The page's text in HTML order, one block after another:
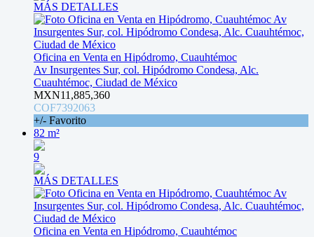
MÁS DETALLES
Oficina en Venta en Hipódromo, Cuauhtémoc
Av Insurgentes Sur, col. Hipódromo Condesa, Alc.
Cuauhtémoc, Ciudad de México
MXN11,885,360
COF7392063
+/- Favorito
82 m²
9
MÁS DETALLES
Oficina en Venta en Hipódromo, Cuauhtémoc